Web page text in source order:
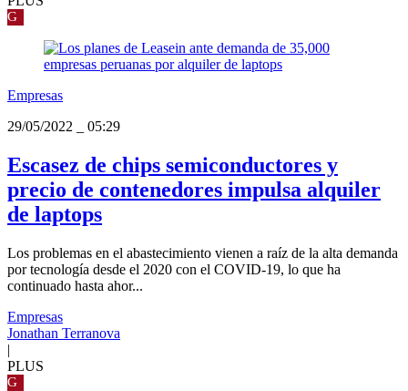
G
Empresas
29/05/2022
05:29
Escasez de chips semiconductores y
precio de contenedores impulsa alquiler
de laptops
Los problemas en el abastecimiento vienen a raíz de la alta demanda
por tecnología desde el 2020 con el COVID-19, lo que ha
continuado hasta ahor...
Empresas
Jonathan Terranova
|
PLUS
G